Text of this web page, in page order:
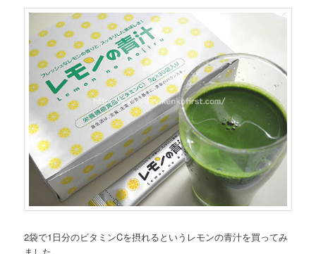
2袋で1日分のビタミンCを摂れるというレモンの青汁を買ってみ